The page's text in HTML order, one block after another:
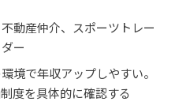
動産仲介、スポーツトレー
ー
境で年収アップしやすい。
度を具体的に確認する